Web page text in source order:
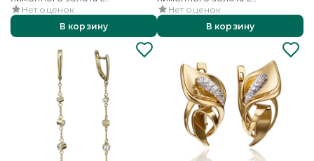
фианитами
Нет оценок
В корзину
фианитами
Нет оценок
В корзину